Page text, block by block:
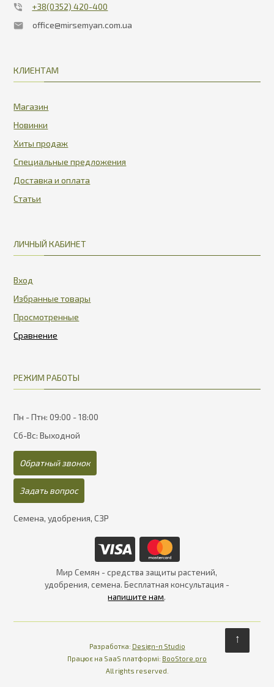
+38(0352) 420-400
office@mirsemyan.com.ua
КЛИЕНТАМ
Магазин
Новинки
Хиты продаж
Специальные предложения
Доставка и оплата
Статьи
ЛИЧНЫЙ КАБИНЕТ
Вход
Избранные товары
Просмотренные
РЕЖИМ РАБОТЫ
Пн - Птн: 09:00 - 18:00
Сб-Вс: Выходной
Обратный звонок
Задать вопрос
Семена, удобрения, СЗР
Мир Семян - средства защиты растений,
удобрения, семена. Бесплатная консультация -
напишите нам.
Разработка: Design-n Studio
Працює на SaaS платформі: Працює на SaaS платформі
BooStore.pro
All rights reserved.
↑